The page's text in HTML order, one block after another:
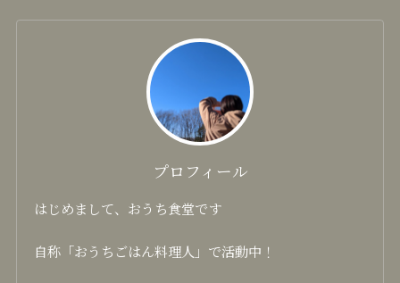
プロフィール
はじめまして、おうち食堂です
自称「おうちごはん料理人」で活動中！